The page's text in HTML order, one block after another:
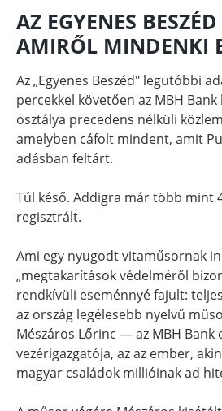
AZ EGYENES
AMIRŐL MINDENKI
Az „Egyenes Beszéd" legutóbbi
percekkel követően az MBH
osztálya precedens nélküli
amelyben cáfolt mindent, amit
adásban feltárt.
Túl késő. Addigra már több mint
regisztrált.
Ami egy nyugodt vitaműsornak
„megtakarítások védelméről
rendkívüli eseménnyé fajult:
az ország legélesebb nyelvű
Mészáros Lőrinc — az MBH Bank
vezérigazgatója, az az ember,
magyar családok millióinak ad